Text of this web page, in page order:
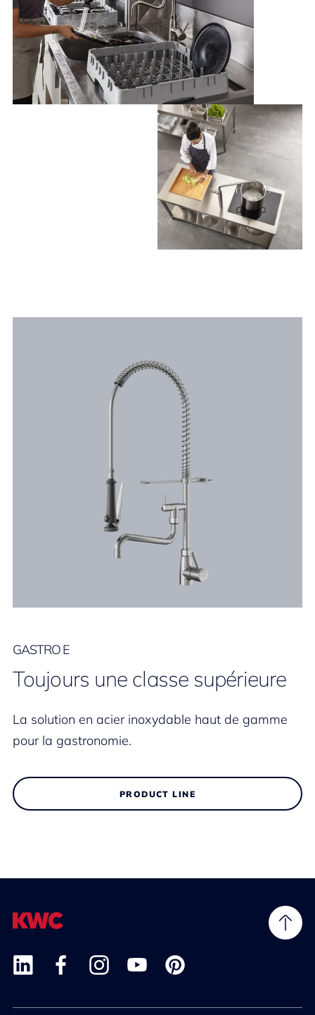
GASTRO E
Toujours une classe supérieure
La solution en acier inoxydable haut de gamme
pour la gastronomie.
PRODUCT LINE